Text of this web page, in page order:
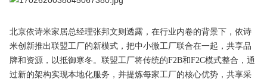
北京依诗米家居总经理张邦文则透露，在行业内卷的背景下，依诗
米创新推出联盟工厂的新模式，把中小微工厂联合在一起，共享品
牌和资源，以抵御寒冬。联盟工厂将传统的F2B和F2C模式整合，通
过新的架构实现本地化服务，并提炼每家工厂的核心优势，共享采